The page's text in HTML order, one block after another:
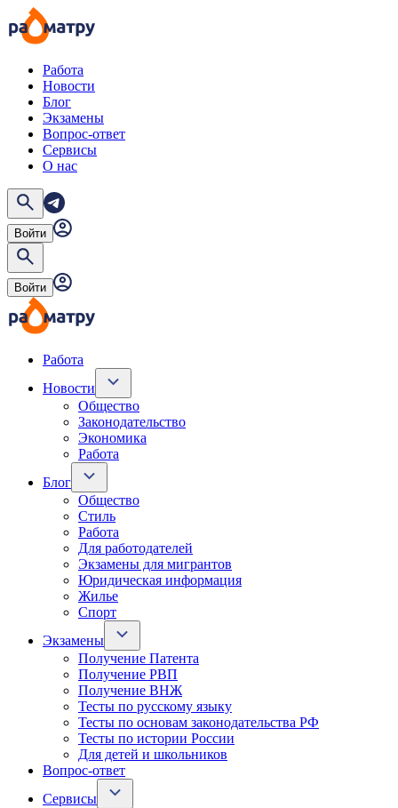
Работа
Новости
Блог
Экзамены
Вопрос-ответ
Сервисы
О нас
Войти
Войти
Работа
Новости
Общество
Законодательство
Экономика
Работа
Блог
Общество
Стиль
Работа
Для работодателей
Экзамены для мигрантов
Юридическая информация
Жилье
Спорт
Экзамены
Получение Патента
Получение РВП
Получение ВНЖ
Тесты по русскому языку
Тесты по основам законодательства РФ
Тесты по истории России
Для детей и школьников
Вопрос-ответ
Сервисы